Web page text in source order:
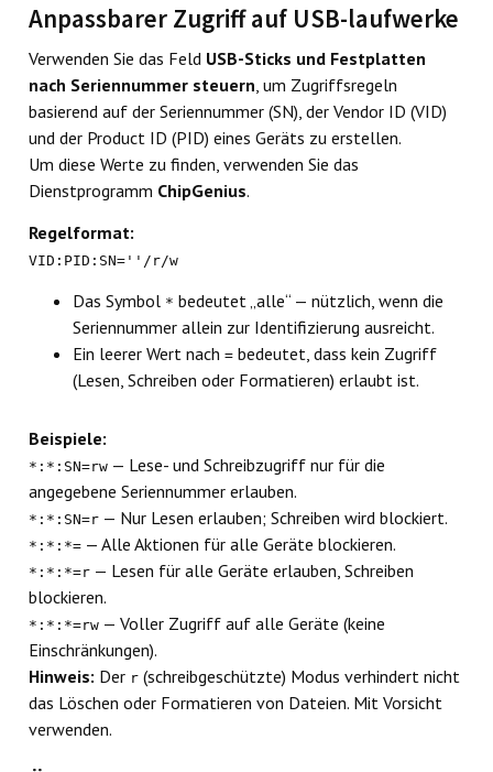
Anpassbarer Zugriff auf USB-laufwerke
Verwenden Sie das Feld USB-Sticks und Festplatten
nach Seriennummer steuern , um Zugriffsregeln
basierend auf der Seriennummer (SN), der Vendor ID (VID)
und der Product ID (PID) eines Geräts zu erstellen.
Um diese Werte zu finden, verwenden Sie das
Dienstprogramm ChipGenius.
Regelformat:
VID:PID:SN=''/r/w
Das Symbol * bedeutet „alle“ — nützlich, wenn die
Seriennummer allein zur Identifizierung ausreicht.
Ein leerer Wert nach= bedeutet, dass kein Zugriff
(Lesen, Schreiben oder Formatieren) erlaubt ist.
Beispiele:
*:*:SN=rw — Lese- und Schreibzugriff nur für die
angegebene Seriennummer erlauben.
*:*:SN=r — Nur Lesen erlauben; Schreiben wird blockiert.
*:*:*= — Alle Aktionen für alle Geräte blockieren.
*:*:*=r — Lesen für alle Geräte erlauben, Schreiben
blockieren.
*:*:*=rw — Voller Zugriff auf alle Geräte (keine
Einschränkungen).
Hinweis: Der r (schreibgeschützte) Modus verhindert nicht
das Löschen oder Formatieren von Dateien. Mit Vorsicht
verwenden.